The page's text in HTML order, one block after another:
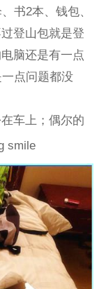
书2本、钱包、
登山包就是登
脑还是有一点
点问题都没
车上；偶尔的